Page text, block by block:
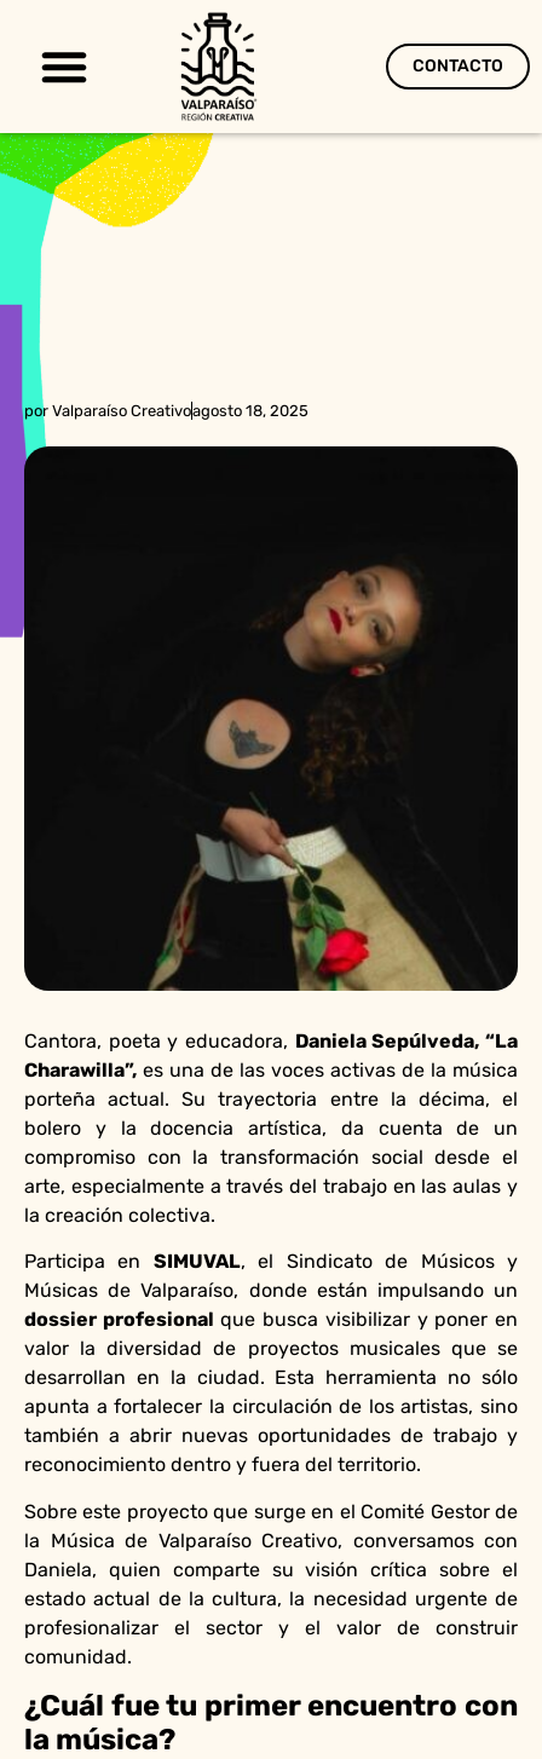
CONTACTO
por Valparaíso Creativoagosto 18, 2025
Cantora, poeta y educadora, Daniela Sepúlveda, “La
Charawilla”, es una de las voces activas de la música
porteña actual. Su trayectoria entre la décima, el
bolero y la docencia artística, da cuenta de un
compromiso con la transformación social desde el
arte, especialmente a través del trabajo en las aulas y
la creación colectiva.
Participa en SIMUVAL, el Sindicato de Músicos y
Músicas de Valparaíso, donde están impulsando un
dossier profesional que busca visibilizar y poner en
valor la diversidad de proyectos musicales que se
desarrollan en la ciudad. Esta herramienta no sólo
apunta a fortalecer la circulación de los artistas, sino
también a abrir nuevas oportunidades de trabajo y
reconocimiento dentro y fuera del territorio.
Sobre este proyecto que surge en el Comité Gestor de
la Música de Valparaíso Creativo, conversamos con
Daniela, quien comparte su visión crítica sobre el
estado actual de la cultura, la necesidad urgente de
profesionalizar el sector y el valor de construir
comunidad.
¿Cuál fue tu primer encuentro con
la música?